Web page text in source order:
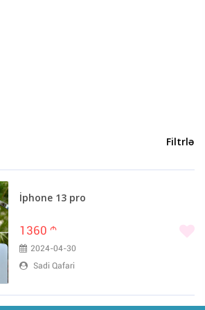
Filtrlə
İphone 13 pro
1360 m
2024-04-30
Sadi Qafari